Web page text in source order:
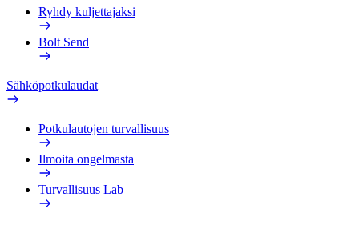
Ryhdy kuljettajaksi
Bolt Send
Sähköpotkulaudat
Potkulautojen turvallisuus
Ilmoita ongelmasta
Turvallisuus Lab